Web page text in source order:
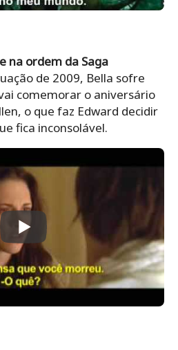
na ordem da Saga
de 2009, Bella sofre
comemorar o aniversário
o que faz Edward decidir
fica inconsolável.